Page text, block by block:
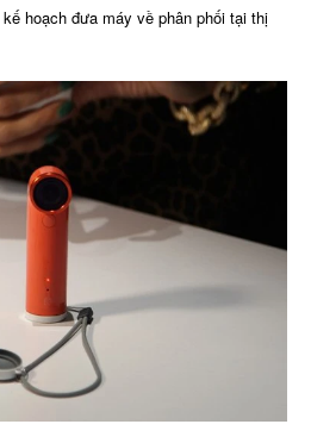
hoạch đưa máy về phân phối tại thị